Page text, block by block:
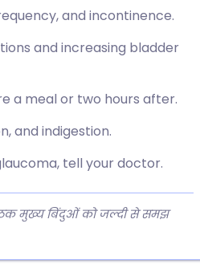
and incontinence.
and increasing bladder
a meal or two hours after.
and indigestion.
tell your doctor.
मुख्य बिंदुओं को जल्दी से समझ